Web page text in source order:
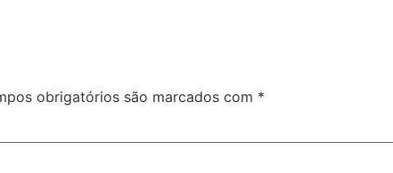
obrigatórios são marcados com *